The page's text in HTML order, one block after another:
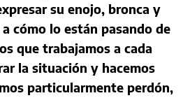
su enojo, bronca y
cómo lo están pasando de
que trabajamos a cada
la situación y hacemos
particularmente perdón,